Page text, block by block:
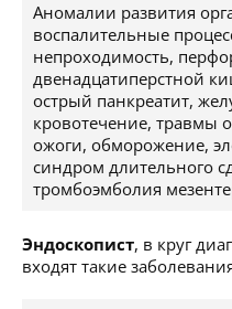
Аномалии развития
воспалительные
непроходимость,
двенадцатиперстной
острый панкреатит,
кровотечение, травмы
ожоги, обморожение,
синдром длительного
тромбоэмболия
Эндоскопист, в круг
входят такие